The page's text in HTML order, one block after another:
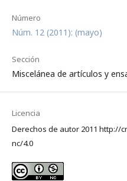
Número
Núm. 12 (2011): (mayo)
Sección
Miscelánea de artículos y
Licencia
Derechos de autor 2011 http://
nc/4.0